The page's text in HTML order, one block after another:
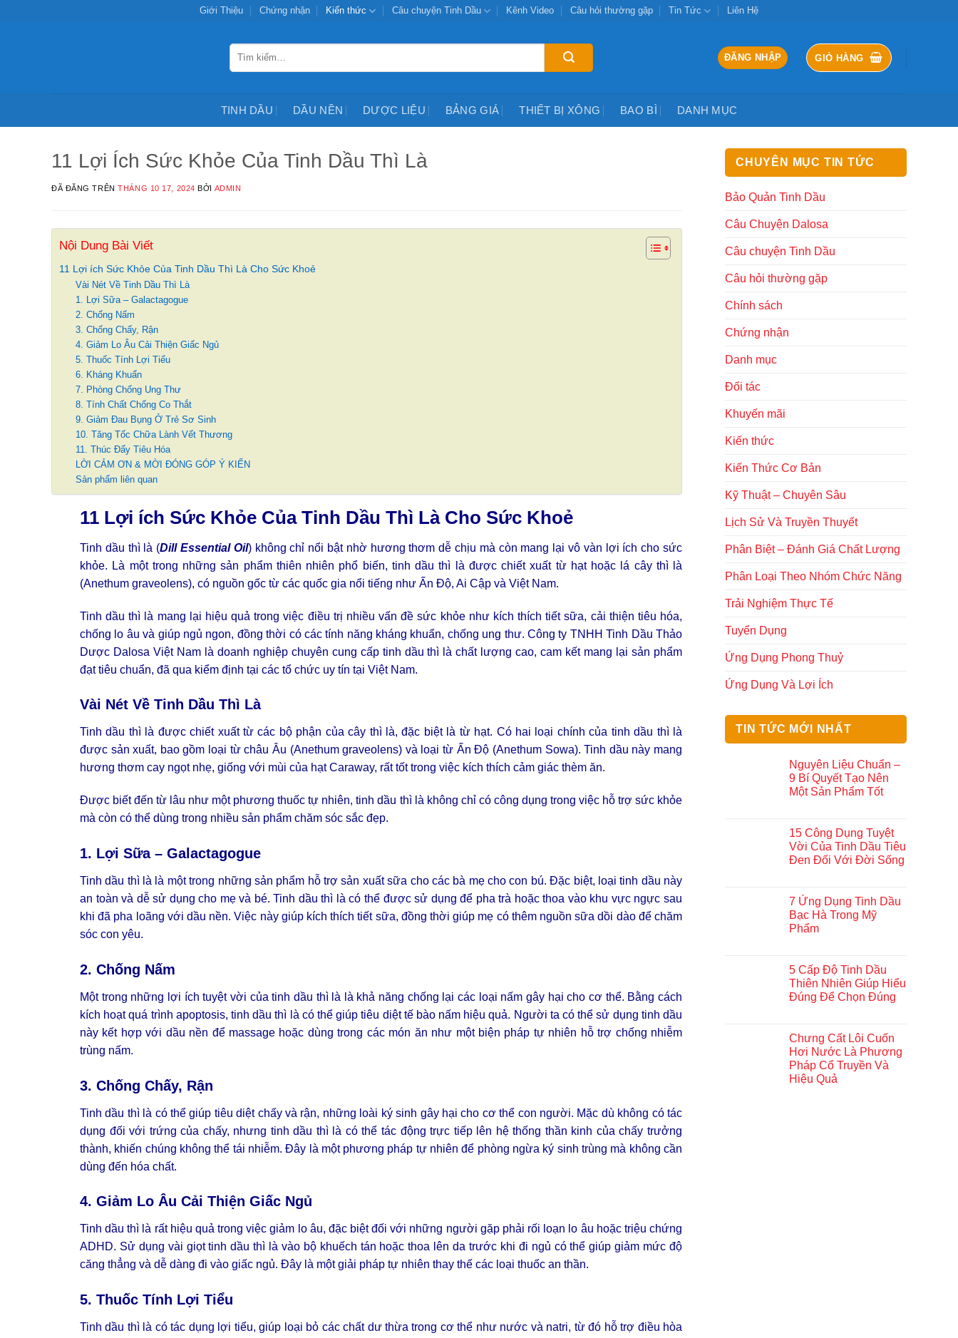
Giới Thiệu Chứng nhận Kiến thức Câu chuyện Tinh Dầu Kênh Video Câu hỏi thường gặp Tin Tức Liên Hệ
Tìm
kiếm:
ĐĂNG NHẬP GIỎ HÀNG
TINH DẦU DẦU NỀN DƯỢC LIỆU BẢNG GIÁ THIẾT BỊ XÔNG BAO BÌ DANH MỤC
11 Lợi Ích Sức Khỏe Của Tinh Dầu Thì Là
ĐÃ ĐĂNG TRÊNTHÁNG 10 17, 2024 BỞI ADMIN
Nội Dung Bài Viết
11 Lợi ích Sức Khỏe Của Tinh Dầu Thì Là Cho Sức Khoẻ
Vài Nét Về Tinh Dầu Thì Là
1. Lợi Sữa – Galactagogue
2. Chống Nấm
3. Chống Chấy, Rận
4. Giảm Lo Âu Cải Thiện Giấc Ngủ
5. Thuốc Tính Lợi Tiểu
6. Kháng Khuẩn
7. Phòng Chống Ung Thư
8. Tính Chất Chống Co Thắt
9. Giảm Đau Bụng Ở Trẻ Sơ Sinh
10. Tăng Tốc Chữa Lành Vết Thương
11. Thúc Đẩy Tiêu Hóa
LỜI CẢM ƠN & MỜI ĐÓNG GÓP Ý KIẾN
Sản phẩm liên quan
11 Lợi ích Sức Khỏe Của Tinh Dầu Thì Là Cho Sức Khoẻ
Tinh dầu thì là (Dill Essential Oil) không chỉ nổi bật nhờ hương thơm dễ chịu mà còn mang lại vô vàn lợi ích cho sức
khỏe. Là một trong những sản phẩm thiên nhiên phổ biến, tinh dầu thì là được chiết xuất từ hạt hoặc lá cây thì là
(Anethum graveolens), có nguồn gốc từ các quốc gia nổi tiếng như Ấn Độ, Ai Cập và Việt Nam.
Tinh dầu thì là mang lại hiệu quả trong việc điều trị nhiều vấn đề sức khỏe như kích thích tiết sữa, cải thiện tiêu hóa,
chống lo âu và giúp ngủ ngon, đồng thời có các tính năng kháng khuẩn, chống ung thư. Công ty TNHH Tinh Dầu Thảo
Dược Dalosa Việt Nam là doanh nghiệp chuyên cung cấp tinh dầu thì là chất lượng cao, cam kết mang lại sản phẩm
đạt tiêu chuẩn, đã qua kiểm định tại các tổ chức uy tín tại Việt Nam.
Vài Nét Về Tinh Dầu Thì Là
Tinh dầu thì là được chiết xuất từ các bộ phận của cây thì là, đặc biệt là từ hạt. Có hai loại chính của tinh dầu thì là
được sản xuất, bao gồm loại từ châu Âu (Anethum graveolens) và loại từ Ấn Độ (Anethum Sowa). Tinh dầu này mang
hương thơm cay ngọt nhẹ, giống với mùi của hạt Caraway, rất tốt trong việc kích thích cảm giác thèm ăn.
Được biết đến từ lâu như một phương thuốc tự nhiên, tinh dầu thì là không chỉ có công dụng trong việc hỗ trợ sức khỏe
mà còn có thể dùng trong nhiều sản phẩm chăm sóc sắc đẹp.
1. Lợi Sữa – Galactagogue
Tinh dầu thì là là một trong những sản phẩm hỗ trợ sản xuất sữa cho các bà mẹ cho con bú. Đặc biệt, loại tinh dầu này
an toàn và dễ sử dụng cho mẹ và bé. Tinh dầu thì là có thể được sử dụng để pha trà hoặc thoa vào khu vực ngực sau
khi đã pha loãng với dầu nền. Việc này giúp kích thích tiết sữa, đồng thời giúp mẹ có thêm nguồn sữa dồi dào để chăm
sóc con yêu.
2. Chống Nấm
Một trong những lợi ích tuyệt vời của tinh dầu thì là là khả năng chống lại các loại nấm gây hại cho cơ thể. Bằng cách
kích hoạt quá trình apoptosis, tinh dầu thì là có thể giúp tiêu diệt tế bào nấm hiệu quả. Người ta có thể sử dụng tinh dầu
này kết hợp với dầu nền để massage hoặc dùng trong các món ăn như một biện pháp tự nhiên hỗ trợ chống nhiễm
trùng nấm.
3. Chống Chấy, Rận
Tinh dầu thì là có thể giúp tiêu diệt chấy và rận, những loài ký sinh gây hại cho cơ thể con người. Mặc dù không có tác
dụng đối với trứng của chấy, nhưng tinh dầu thì là có thể tác động trực tiếp lên hệ thống thần kinh của chấy trưởng
thành, khiến chúng không thể tái nhiễm. Đây là một phương pháp tự nhiên để phòng ngừa ký sinh trùng mà không cần
dùng đến hóa chất.
4. Giảm Lo Âu Cải Thiện Giấc Ngủ
Tinh dầu thì là rất hiệu quả trong việc giảm lo âu, đặc biệt đối với những người gặp phải rối loạn lo âu hoặc triệu chứng
ADHD. Sử dụng vài giọt tinh dầu thì là vào bộ khuếch tán hoặc thoa lên da trước khi đi ngủ có thể giúp giảm mức độ
căng thẳng và dễ dàng đi vào giấc ngủ. Đây là một giải pháp tự nhiên thay thế các loại thuốc an thần.
5. Thuốc Tính Lợi Tiểu
Tinh dầu thì là có tác dụng lợi tiểu, giúp loại bỏ các chất dư thừa trong cơ thể như nước và natri, từ đó hỗ trợ điều hòa
CHUYÊN MỤC TIN TỨC
Bảo Quản Tinh Dầu
Câu Chuyện Dalosa
Câu chuyện Tinh Dầu
Câu hỏi thường gặp
Chính sách
Chứng nhận
Danh mục
Đối tác
Khuyến mãi
Kiến thức
Kiến Thức Cơ Bản
Kỹ Thuật – Chuyên Sâu
Lịch Sử Và Truyền Thuyết
Phân Biệt – Đánh Giá Chất Lượng
Phân Loại Theo Nhóm Chức Năng
Trải Nghiệm Thực Tế
Tuyển Dụng
Ứng Dụng Phong Thuỷ
Ứng Dụng Và Lợi Ích
TIN TỨC MỚI NHẤT
Nguyên Liệu Chuẩn –
9 Bí Quyết Tạo Nên
Một Sản Phẩm Tốt
15 Công Dụng Tuyệt
Vời Của Tinh Dầu Tiêu
Đen Đối Với Đời Sống
7 Ứng Dụng Tinh Dầu
Bạc Hà Trong Mỹ
Phẩm
5 Cấp Độ Tinh Dầu
Thiên Nhiên Giúp Hiểu
Đúng Để Chọn Đúng
Chưng Cất Lôi Cuốn
Hơi Nước Là Phương
Pháp Cổ Truyền Và
Hiệu Quả